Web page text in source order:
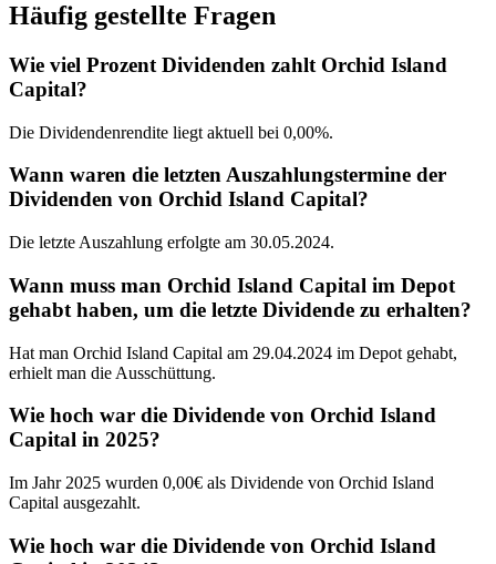
Häufig gestellte Fragen
Wie viel Prozent Dividenden zahlt Orchid Island
Capital?
Die Dividendenrendite liegt aktuell bei 0,00%.
Wann waren die letzten Auszahlungstermine der
Dividenden von Orchid Island Capital?
Die letzte Auszahlung erfolgte am 30.05.2024.
Wann muss man Orchid Island Capital im Depot
gehabt haben, um die letzte Dividende zu erhalten?
Hat man Orchid Island Capital am 29.04.2024 im Depot gehabt,
erhielt man die Ausschüttung.
Wie hoch war die Dividende von Orchid Island
Capital in 2025?
Im Jahr 2025 wurden 0,00€ als Dividende von Orchid Island
Capital ausgezahlt.
Wie hoch war die Dividende von Orchid Island